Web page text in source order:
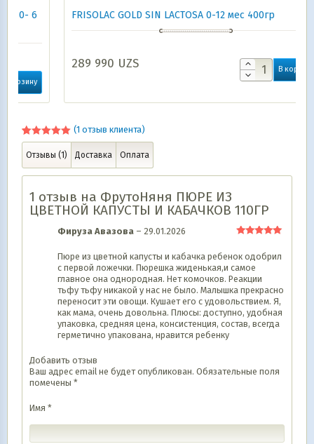
FRISOLAC GOLD SIN LACTOSA 0-12 мес 400гр
289 990UZS В корзину
Рейтинг
5.00из 5
на основе
опроса
1
пользователя
(1 отзыв клиента)
Отзывы (1) Доставка Оплата
1 отзыв на ФрутоНяня ПЮРЕ ИЗ
ЦВЕТНОЙ КАПУСТЫ И КАБАЧКОВ 110ГР
Фируза Авазова – 29.01.2026
Пюре из цветной капусты и кабачка ребенок одобрил
с первой ложечки. Пюрешка жиденькая,и самое
главное она однородная. Нет комочков. Реакции
тьфу тьфу никакой у нас не было. Малышка прекрасно
переносит эти овощи. Кушает его с удовольствием. Я,
как мама, очень довольна. Плюсы: доступно, удобная
упаковка, средняя цена, консистенция, состав, всегда
герметично упакована, нравится ребенку
Добавить отзыв
Ваш адрес email не будет опубликован. Обязательные поля
помечены *
Имя *